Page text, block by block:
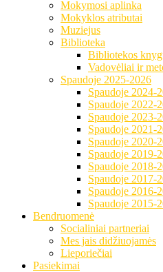
Mokymosi aplinka
Mokyklos atributai
Muziejus
Biblioteka
Bibliotekos
Vadovėliai ir
Spaudoje 2025-2026
Spaudoje 2024-
Spaudoje 2022-
Spaudoje 2023-
Spaudoje 2021-
Spaudoje 2020-
Spaudoje 2019-
Spaudoje 2018-
Spaudoje 2017-
Spaudoje 2016-
Spaudoje 2015-
Bendruomenė
Socialiniai partneriai
Mes jais didžiuojamės
Lieporiečiai
Pasiekimai